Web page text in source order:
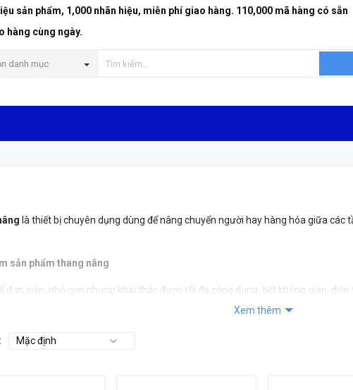
sản phẩm, 1,000 nhãn hiệu, miễn phí giao hàng. 110,000 mã hàng có sẵn
hàng cùng ngày.
danh mục
là thiết bị chuyên dụng dùng để nâng chuyển người hay hàng hóa giữa các
sản phẩm thang nâng
đơn giản, nhỏ gọn nhưng khai thác được tối đa công dụng, tiết không gian, diện
vận chuyển được cả người và hàng hóa ở các công trình xây dựng cần đưa
Xem thêm